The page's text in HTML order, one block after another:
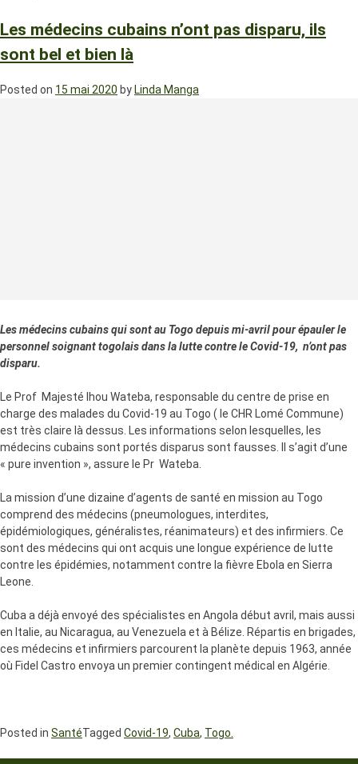
Les médecins cubains n’ont pas disparu, ils
sont bel et bien là
Posted on 15 mai 2020 by Linda Manga
Les médecins cubains qui sont au Togo depuis mi-avril pour épauler le
personnel soignant togolais dans la lutte contre le Covid-19, n’ont pas
disparu.
Le Prof Majesté Ihou Wateba, responsable du centre de prise en
charge des malades du Covid-19 au Togo ( le CHR Lomé Commune)
est très claire là dessus. Les informations selon lesquelles, les
médecins cubains sont portés disparus sont fausses. Il s’agit d’une
« pure invention », assure le Pr Wateba.
La mission d’une dizaine d’agents de santé en mission au Togo
comprend des médecins (pneumologues, interdites,
épidémiologiques, généralistes, réanimateurs) et des infirmiers. Ce
sont des médecins qui ont acquis une longue expérience de lutte
contre les épidémies, notamment contre la fièvre Ebola en Sierra
Leone.
Cuba a déjà envoyé des spécialistes en Angola début avril, mais aussi
en Italie, au Nicaragua, au Venezuela et à Bélize. Répartis en brigades,
ces médecins et infirmiers parcourent la planète depuis 1963, année
où Fidel Castro envoya un premier contingent médical en Algérie.
Posted in SantéTagged Covid-19, Cuba, Togo.